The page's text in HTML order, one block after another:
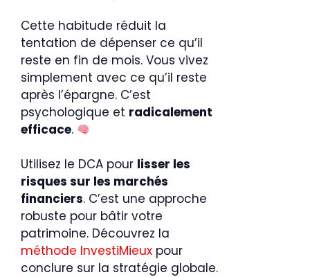
Cette habitude réduit la
tentation de dépenser ce qu’il
reste en fin de mois. Vous vivez
simplement avec ce qu’il reste
après l’épargne. C’est
psychologique et radicalement
efficace.
Utilisez le DCA pour lisser les
risques sur les marchés
financiers. C’est une approche
robuste pour bâtir votre
patrimoine. Découvrez la
méthode InvestiMieux pour
conclure sur la stratégie globale.